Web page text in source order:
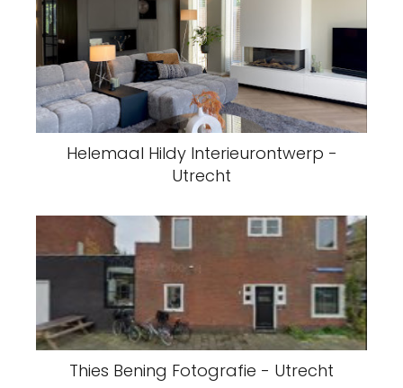
Helemaal Hildy Interieurontwerp -
Utrecht
Thies Bening Fotografie - Utrecht